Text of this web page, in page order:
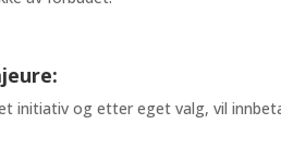
initiativ og etter eget valg, vil